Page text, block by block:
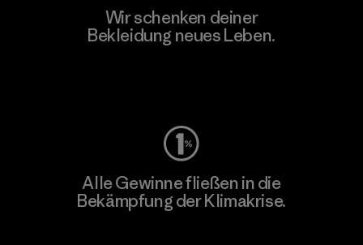
Wir schenken deiner
Bekleidung neues Leben.
Alle Gewinne fließen in die
Bekämpfung der Klimakrise.